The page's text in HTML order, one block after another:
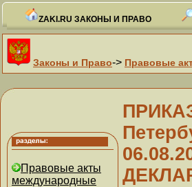
ZAKI.RU ЗАКОНЫ И ПРАВО
Законы и Право-> Правовые
Правовые акты
международные